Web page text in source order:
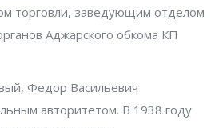
торговли, заведующим отделом
Аджарского обкома КП
Федор Васильевич
авторитетом. В 1938 году